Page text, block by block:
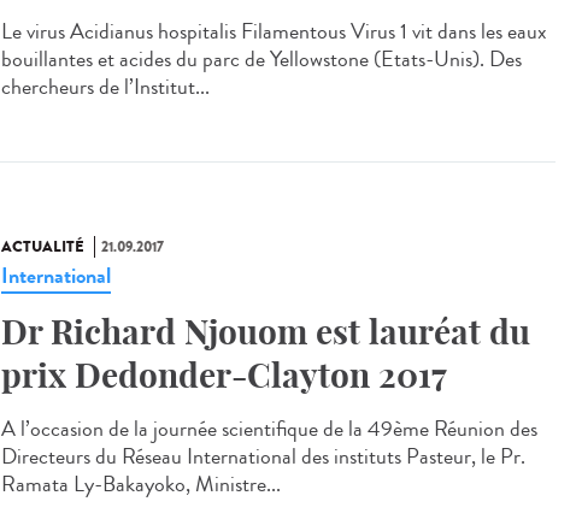
Le virus Acidianus hospitalis Filamentous Virus 1 vit dans les eaux
bouillantes et acides du parc de Yellowstone (Etats-Unis). Des
chercheurs de l’Institut...
ACTUALITÉ 21.09.2017
International
Dr Richard Njouom est lauréat du
prix Dedonder-Clayton 2017
A l’occasion de la journée scientifique de la 49ème Réunion des
Directeurs du Réseau International des instituts Pasteur, le Pr.
Ramata Ly-Bakayoko, Ministre...